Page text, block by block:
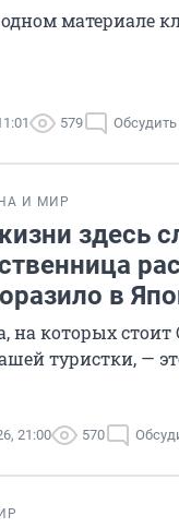
материале
579 Обсудить
И МИР
здесь
в
на которых
туристки, —
21:00 570